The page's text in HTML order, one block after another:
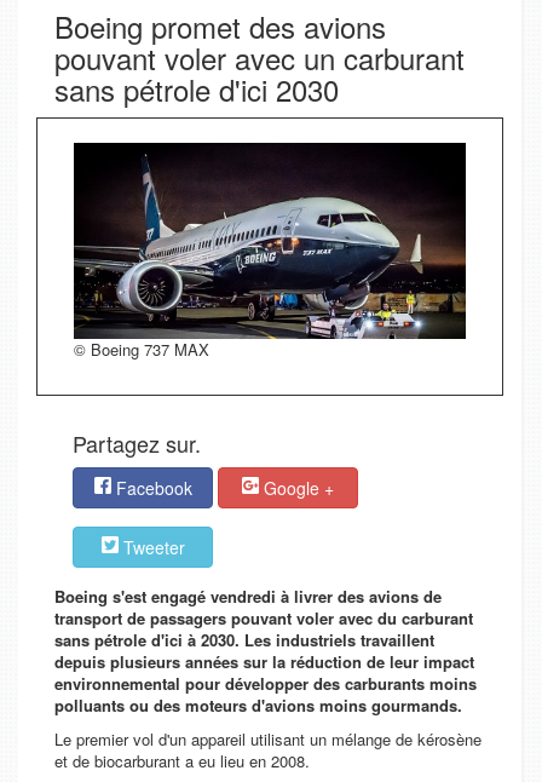
Boeing promet des avions
pouvant voler avec un carburant
sans pétrole d'ici 2030
© Boeing 737 MAX
Partagez sur.
Facebook Google +
Tweeter
Boeing s'est engagé vendredi à livrer des avions de
transport de passagers pouvant voler avec du carburant
sans pétrole d'ici à 2030. Les industriels travaillent
depuis plusieurs années sur la réduction de leur impact
environnemental pour développer des carburants moins
polluants ou des moteurs d'avions moins gourmands.
Le premier vol d'un appareil utilisant un mélange de kérosène
et de biocarburant a eu lieu en 2008.